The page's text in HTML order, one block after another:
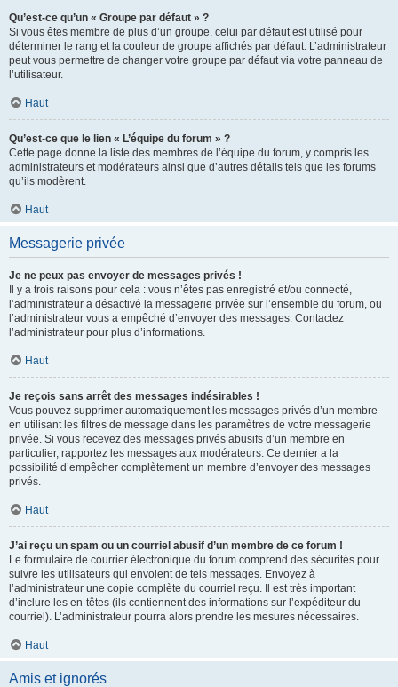
Qu’est-ce qu’un « Groupe par défaut » ?
Si vous êtes membre de plus d’un groupe, celui par défaut est utilisé pour
déterminer le rang et la couleur de groupe affichés par défaut. L’administrateur
peut vous permettre de changer votre groupe par défaut via votre panneau de
l’utilisateur.
Haut
Qu’est-ce que le lien « L’équipe du forum » ?
Cette page donne la liste des membres de l’équipe du forum, y compris les
administrateurs et modérateurs ainsi que d’autres détails tels que les forums
qu’ils modèrent.
Haut
Messagerie privée
Je ne peux pas envoyer de messages privés !
Il y a trois raisons pour cela : vous n’êtes pas enregistré et/ou connecté,
l’administrateur a désactivé la messagerie privée sur l’ensemble du forum, ou
l’administrateur vous a empêché d’envoyer des messages. Contactez
l’administrateur pour plus d’informations.
Haut
Je reçois sans arrêt des messages indésirables !
Vous pouvez supprimer automatiquement les messages privés d’un membre
en utilisant les filtres de message dans les paramètres de votre messagerie
privée. Si vous recevez des messages privés abusifs d’un membre en
particulier, rapportez les messages aux modérateurs. Ce dernier a la
possibilité d’empêcher complètement un membre d’envoyer des messages
privés.
Haut
J’ai reçu un spam ou un courriel abusif d’un membre de ce forum !
Le formulaire de courrier électronique du forum comprend des sécurités pour
suivre les utilisateurs qui envoient de tels messages. Envoyez à
l’administrateur une copie complète du courriel reçu. Il est très important
d’inclure les en-têtes (ils contiennent des informations sur l’expéditeur du
courriel). L’administrateur pourra alors prendre les mesures nécessaires.
Haut
Amis et ignorés